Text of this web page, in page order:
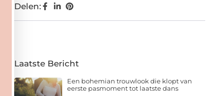
Delen:
Laatste Bericht
Een bohemian trouwlook die klopt van
eerste pasmoment tot laatste dans